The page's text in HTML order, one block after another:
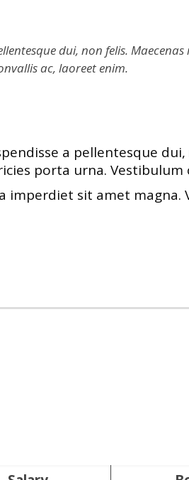
dui, non felis.
ac, laoreet enim.
a pellentesque
porta urna.
sit amet